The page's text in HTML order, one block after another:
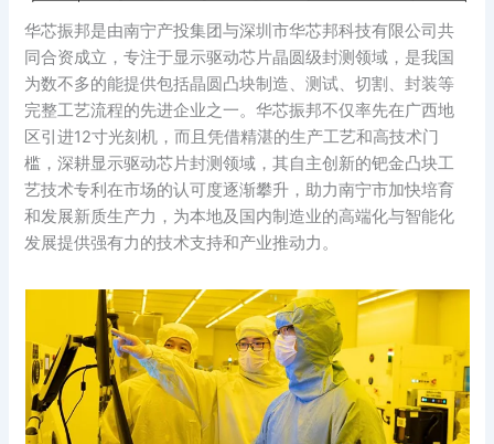
华芯振邦是由南宁产投集团与深圳市华芯邦科技有限公司共
同合资成立，专注于显示驱动芯片晶圆级封测领域，是我国
为数不多的能提供包括晶圆凸块制造、测试、切割、封装等
完整工艺流程的先进企业之一。华芯振邦不仅率先在广西地
区引进12寸光刻机，而且凭借精湛的生产工艺和高技术门
槛，深耕显示驱动芯片封测领域，其自主创新的钯金凸块工
艺技术专利在市场的认可度逐渐攀升，助力南宁市加快培育
和发展新质生产力，为本地及国内制造业的高端化与智能化
发展提供强有力的技术支持和产业推动力。